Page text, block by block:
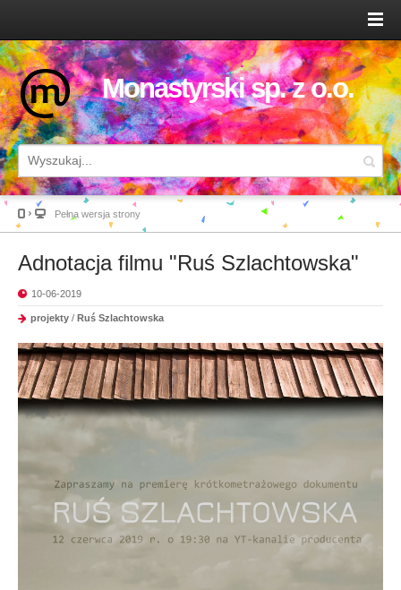
Monastyrski sp. z o.o.
Pełna wersja strony
Adnotacja filmu "Ruś Szlachtowska"
10-06-2019
projekty / Ruś Szlachtowska